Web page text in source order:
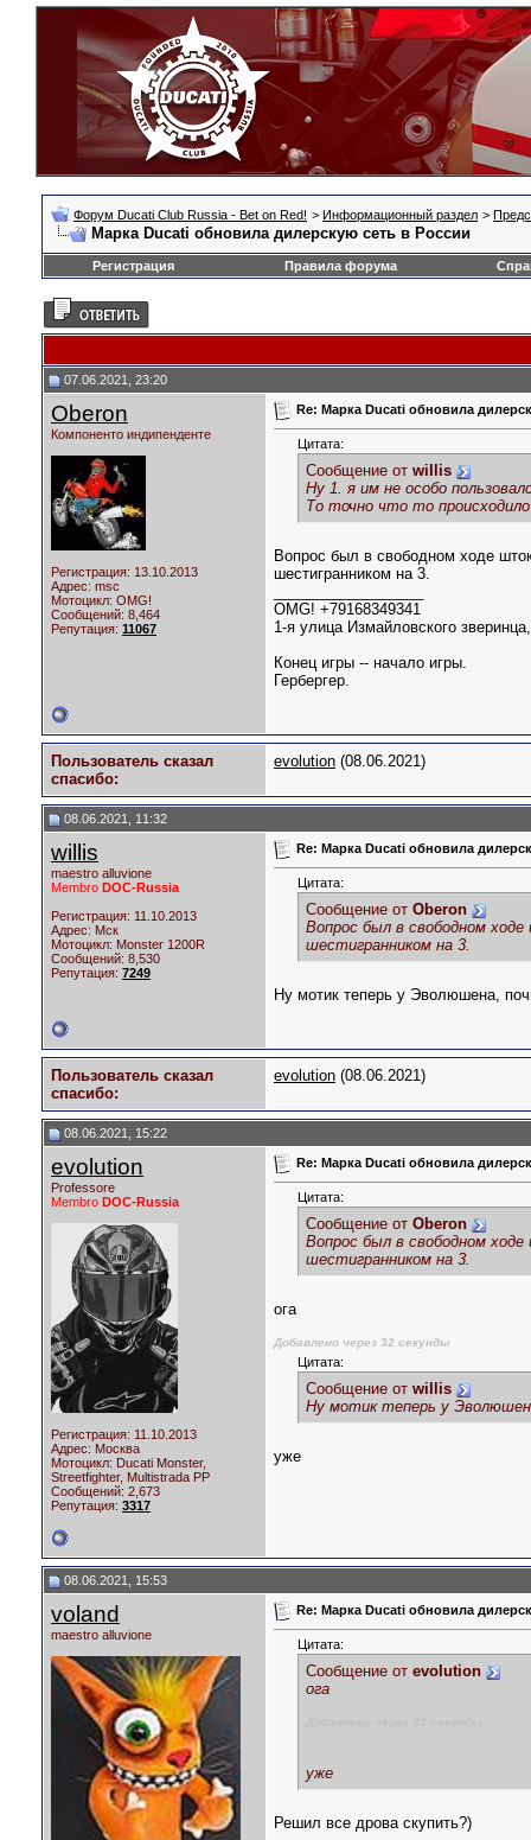
Форум Ducati Club Russia - Bet on Red! > Информационный раздел >
Марка Ducati обновила дилерскую сеть в России
Регистрация Правила форума
07.06.2021, 23:20
Oberon
Компоненто индипенденте
Регистрация: 13.10.2013
Адрес: msc
Мотоцикл: OMG!
Сообщений: 8,464
Репутация: 11067
Re: Марка Ducati обновила
Цитата:
Сообщение от willis
Ну 1. я им не особо
То точно что то
Вопрос был в свободном ходе
шестигранником на 3.
OMG! +79168349341
1-я улица Измайловского
Конец игры -- начало игры.
Гербергер.
Пользователь сказал
cпасибо:
evolution (08.06.2021)
08.06.2021, 11:32
willis
maestro alluvione
Membro DOC-Russia
Регистрация: 11.10.2013
Адрес: Мск
Мотоцикл: Monster 1200R
Сообщений: 8,530
Репутация: 7249
Re: Марка Ducati обновила
Цитата:
Сообщение от Oberon
Вопрос был в свободном
шестигранником на 3.
Ну мотик теперь у Эволюшена,
Пользователь сказал
cпасибо:
evolution (08.06.2021)
08.06.2021, 15:22
evolution
Professore
Membro DOC-Russia
Регистрация: 11.10.2013
Адрес: Москва
Мотоцикл: Ducati Monster,
Streetfighter, Multistrada PP
Сообщений: 2,673
Репутация: 3317
Re: Марка Ducati обновила
Цитата:
Сообщение от Oberon
Вопрос был в свободном
шестигранником на 3.
ога
Добавлено через 32 секунды
Цитата:
Сообщение от willis
Ну мотик теперь у
уже
08.06.2021, 15:53
voland
maestro alluvione
Re: Марка Ducati обновила
Цитата:
Сообщение от evolution
ога
уже
Решил все дрова скупить?)